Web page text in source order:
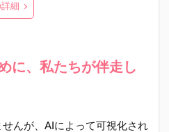
細
に、私たちが伴走し
んが、AIによって可視化され